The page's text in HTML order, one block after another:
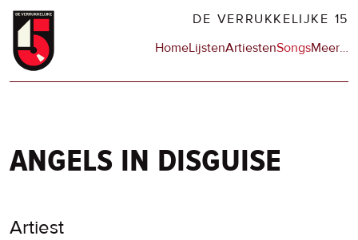
Overslaan
naar
DE VERRUKKELIJKE 15
Hoofdnavigatie
HomeLijstenArtiestenSongsMeerop
…
angels in disguise
Artiest